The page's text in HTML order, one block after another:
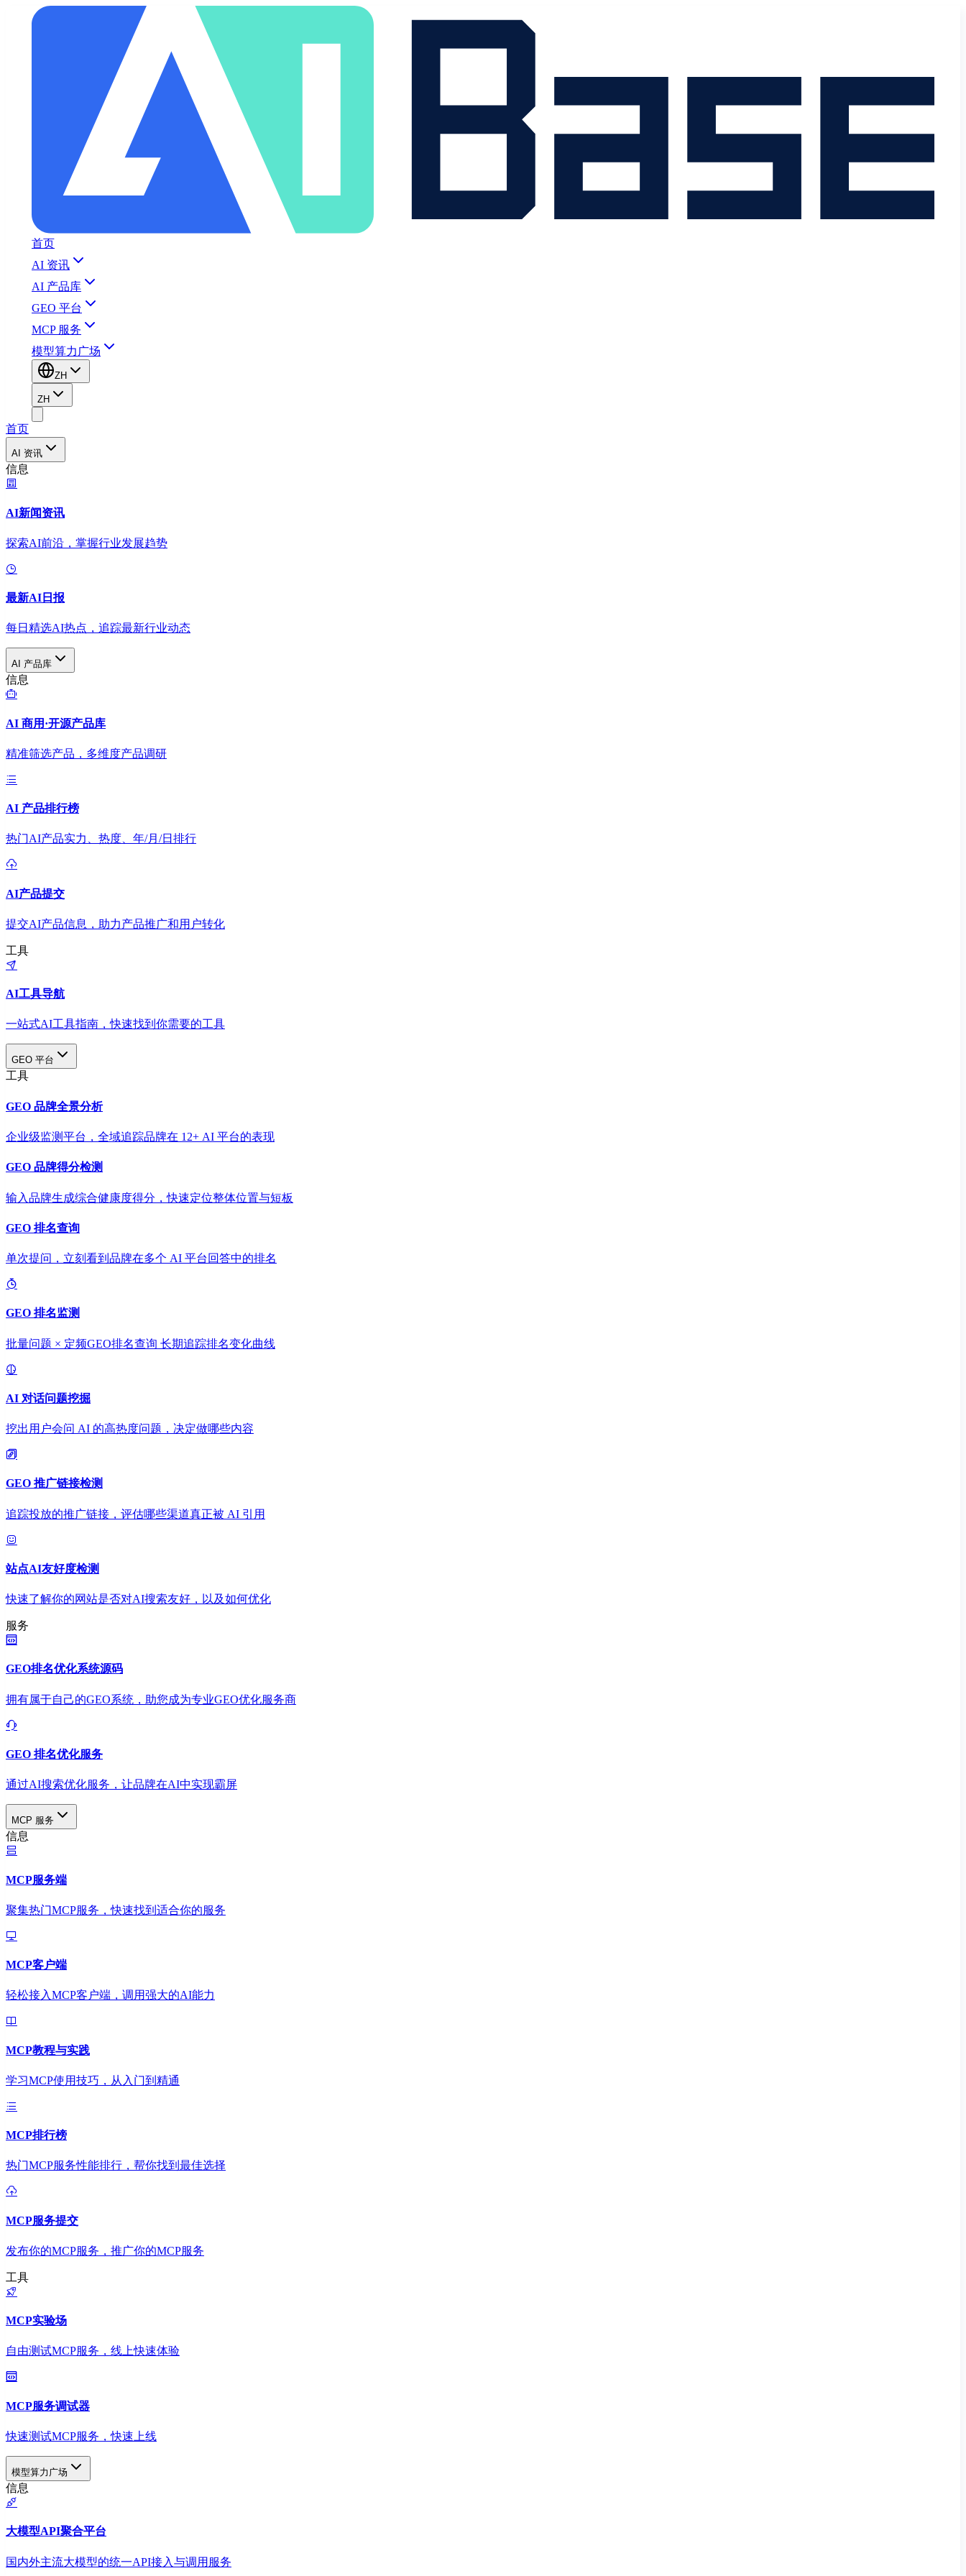
首页
AI 资讯
AI 产品库
GEO 平台
MCP 服务
模型算力广场
ZH
ZH
首页
AI 资讯
信息
AI新闻资讯
探索AI前沿，掌握行业发展趋势
最新AI日报
每日精选AI热点，追踪最新行业动态
AI 产品库
信息
AI 商用·开源产品库
精准筛选产品，多维度产品调研
AI 产品排行榜
热门AI产品实力、热度、年/月/日排行
AI产品提交
提交AI产品信息，助力产品推广和用户转化
工具
AI工具导航
一站式AI工具指南，快速找到你需要的工具
GEO 平台
工具
GEO 品牌全景分析
企业级监测平台，全域追踪品牌在 12+ AI 平台的表现
GEO 品牌得分检测
输入品牌生成综合健康度得分，快速定位整体位置与短板
GEO 排名查询
单次提问，立刻看到品牌在多个 AI 平台回答中的排名
GEO 排名监测
批量问题 × 定频GEO排名查询 长期追踪排名变化曲线
AI 对话问题挖掘
挖出用户会问 AI 的高热度问题，决定做哪些内容
GEO 推广链接检测
追踪投放的推广链接，评估哪些渠道真正被 AI 引用
站点AI友好度检测
快速了解你的网站是否对AI搜索友好，以及如何优化
服务
GEO排名优化系统源码
拥有属于自己的GEO系统，助您成为专业GEO优化服务商
GEO 排名优化服务
通过AI搜索优化服务，让品牌在AI中实现霸屏
MCP 服务
信息
MCP服务端
聚集热门MCP服务，快速找到适合你的服务
MCP客户端
轻松接入MCP客户端，调用强大的AI能力
MCP教程与实践
学习MCP使用技巧，从入门到精通
MCP排行榜
热门MCP服务性能排行，帮你找到最佳选择
MCP服务提交
发布你的MCP服务，推广你的MCP服务
工具
MCP实验场
自由测试MCP服务，线上快速体验
MCP服务调试器
快速测试MCP服务，快速上线
模型算力广场
信息
大模型API聚合平台
国内外主流大模型的统一API接入与调用服务